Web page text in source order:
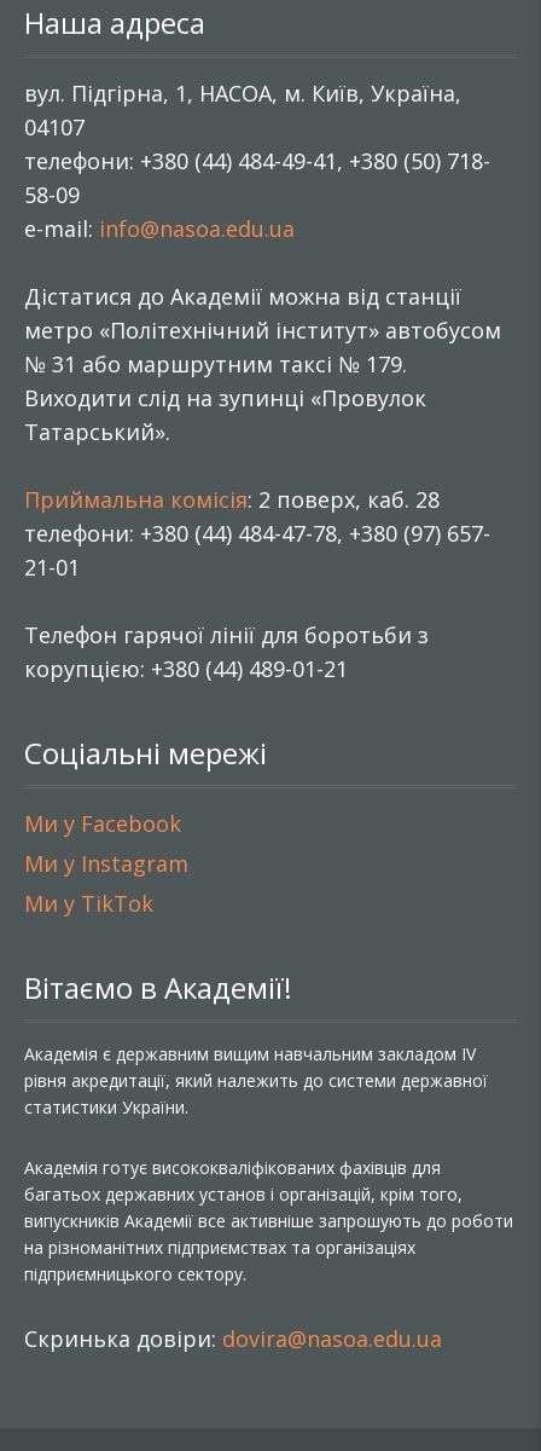
Наша адреса
вул. Підгірна, 1, НАСОА, м. Київ, Україна,
04107
телефони: +380 (44) 484-49-41, +380 (50) 718-
58-09
e-mail: info@nasoa.edu.ua
Дістатися до Академії можна від станції
метро «Політехнічний інститут» автобусом
№ 31 або маршрутним таксі № 179.
Виходити слід на зупинці «Провулок
Татарський».
Приймальна комісія: 2 поверх, каб. 28
телефони: +380 (44) 484-47-78, +380 (97) 657-
21-01
Телефон гарячої лінії для боротьби з
корупцією: +380 (44) 489-01-21
Соціальні мережі
Ми у Facebook
Ми у Instagram
Ми у TikTok
Вітаємо в Академії!
Академія є державним вищим навчальним закладом IV
рівня акредитації, який належить до системи державної
статистики України.
Академія готує висококваліфікованих фахівців для
багатьох державних установ і організацій, крім того,
випускників Академії все активніше запрошують до роботи
на різноманітних підприємствах та організаціях
підприємницького сектору.
Скринька довіри: dovira@nasoa.edu.ua